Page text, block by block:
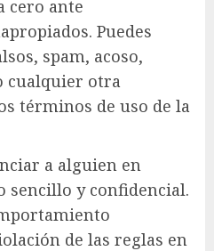
cero ante
Puedes
spam, acoso,
cualquier otra
términos de uso de la
a alguien en
sencillo y confidencial.
de las reglas en